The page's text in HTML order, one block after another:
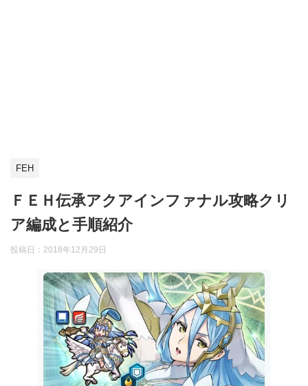
FEH
ＦＥＨ伝承アクアインファナル攻略クリ
ア編成と手順紹介
投稿日： 2018年12月29日